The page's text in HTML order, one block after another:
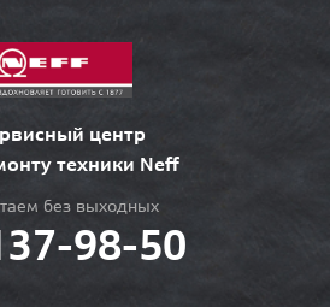
центр
техники Neff
без выходных
98-50